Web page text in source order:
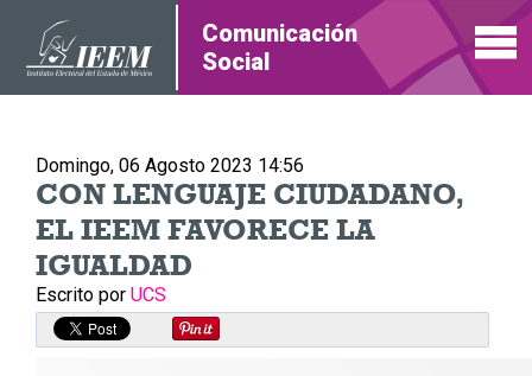
Comunicación
Social
Domingo, 06 Agosto 2023 14:56
CON LENGUAJE CIUDADANO,
EL IEEM FAVORECE LA
IGUALDAD
Escrito por UCS